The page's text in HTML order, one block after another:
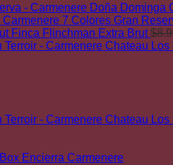
Doña Dominga
7 Colores Gran
Finca Flinchman Extra Brut $
Chateau Los
Chateau Los
Box Encierra Carmenere